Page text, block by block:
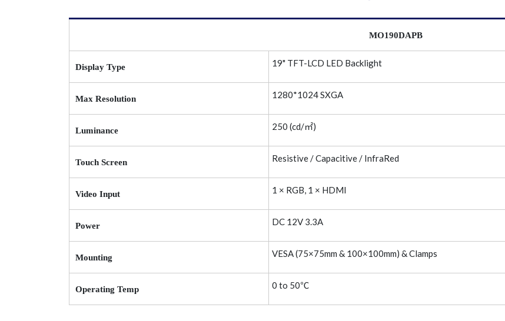
MO190DAPB
Display Type 19" TFT-LCD LED Backlight
Max Resolution 1280*1024 SXGA
Luminance 250 (cd/㎡)
Touch Screen Resistive / Capacitive / InfraRed
Video Input 1 × RGB, 1 × HDMI
Power DC 12V 3.3A
Mounting VESA (75×75mm & 100×100mm) & Clamps
Operating Temp 0 to 50℃